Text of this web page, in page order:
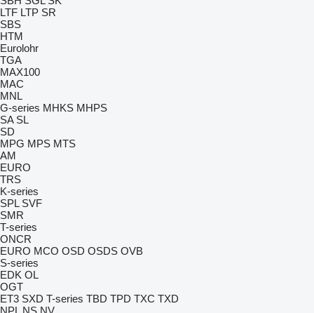
LTF LTP SR
SBS
HTM
Eurolohr
TGA
MAX100
MAC
MNL
G-series MHKS MHPS
SA SL
SD
MPG MPS MTS
AM
EURO
TRS
K-series
SPL SVF
SMR
T-series
ONCR
EURO MCO OSD OSDS OVB
S-series
EDK OL
OGT
ET3 SXD T-series TBD TPD TXC TXD
NPL NS NV